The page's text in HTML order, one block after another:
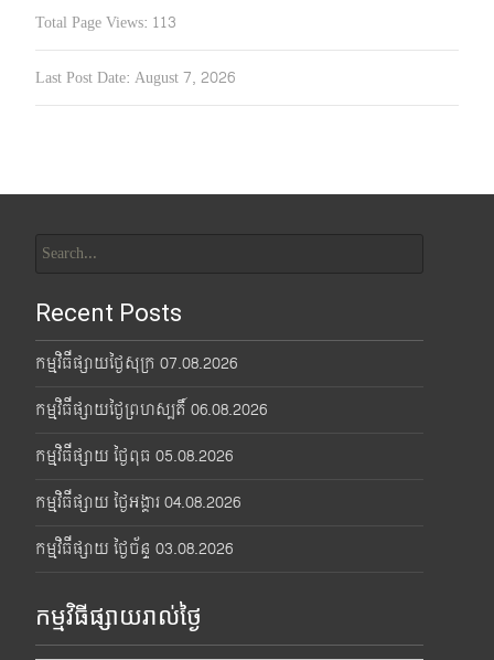
Total Page Views: 113
Last Post Date: August 7, 2026
for:
Recent Posts
កម្មវិធីផ្សាយថ្ងៃសុក្រ 07.08.2026
កម្មវិធីផ្សាយថ្ងៃព្រហស្បតិ៍ 06.08.2026
កម្មវិធីផ្សាយ ថ្ងៃពុធ 05.08.2026
កម្មវិធីផ្សាយ ថ្ងៃអង្គារ 04.08.2026
កម្មវិធីផ្សាយ ថ្ងៃច័ន្ទ 03.08.2026
កម្មវិធីផ្សាយរាល់ថ្ងៃ